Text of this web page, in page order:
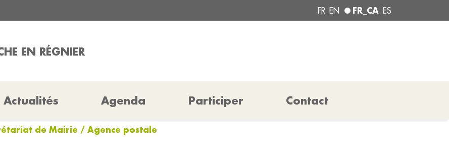
FR EN FR_CA ES
EN RÉGNIER
Actualités Agenda Participer Contact
de Mairie / Agence postale